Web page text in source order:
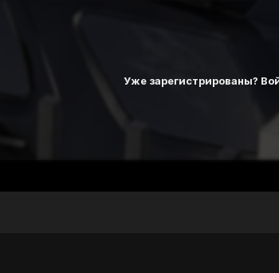
Уже зарегистрированы?